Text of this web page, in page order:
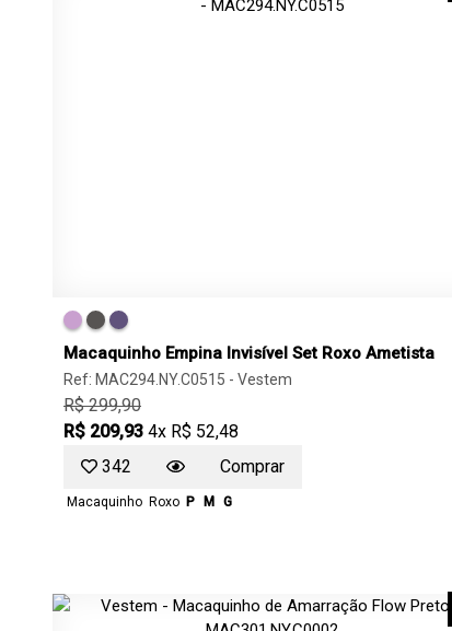
Macaquinho Empina Invisível Set Roxo Ametista
Ref: MAC294.NY.C0515 - Vestem
R$ 299,90
R$ 209,93 4x R$ 52,48
342
Comprar
Macaquinho Roxo P M G